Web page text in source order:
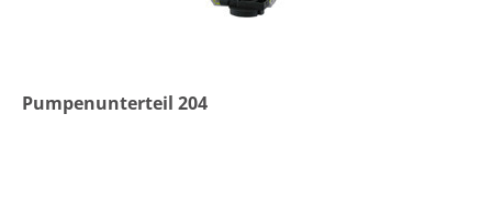
Pumpenunterteil 204